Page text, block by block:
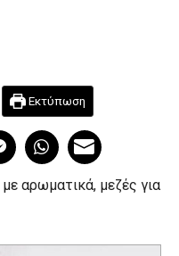
Εκτύπωση
αρωματικά, μεζές για